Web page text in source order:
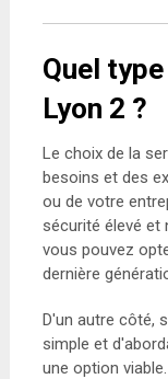
Quel
Lyon 2 ?
Le choix de la
besoins et des
ou de votre
sécurité élevé et
vous pouvez
dernière
D'un autre côté,
simple et
une option